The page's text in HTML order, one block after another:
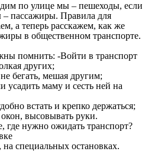
по улице мы – пешеходы, если
пассажиры. Правила для
а теперь расскажем, как же
в общественном транспорте.
помнить: -Войти в транспорт
других;
бегать, мешая другим;
усадить маму и сесть ней на
встать и крепко держаться;
высовывать руки.
где нужно ожидать транспорт?
специальных остановках.